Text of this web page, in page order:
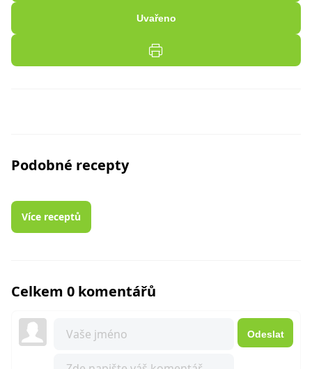
Uvařeno
Podobné recepty
Více receptů
Celkem 0 komentářů
Odeslat